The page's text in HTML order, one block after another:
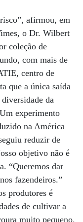
afirmou, em
o Dr. Wilbert
coleção de
com mais de
centro de
que a única saída
da
experimento
na América
reduzir de
objetivo não é
“Queremos dar
fazendeiros.”
produtores é
de cultivar a
muito pequeno.